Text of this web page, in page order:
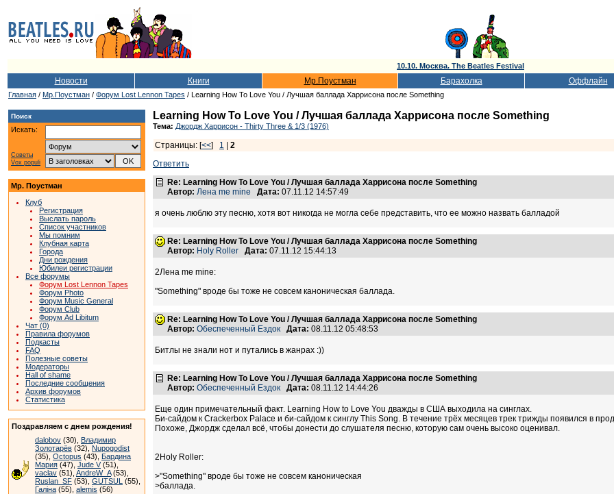
10.10. Москва. The Beatles Festival
Новости Книги Мр.Поустман Барахолка Оффлайн
Главная / Мр.Поустман / Форум Lost Lennon Tapes / Learning How To Love You / Лучшая баллада Харрисона после Something
Поиск
Искать:
Советы
Vox populi
Мр. Поустман
Клуб
Регистрация
Выслать пароль
Список участников
Мы помним
Клубная карта
Города
Дни рождения
Юбилеи регистрации
Все форумы
Форум Lost Lennon Tapes
Форум Photo
Форум Music General
Форум Club
Форум Ad Libitum
Чат (0)
Правила форумов
Подкасты
FAQ
Полезные советы
Модераторы
Hall of shame
Последние сообщения
Архив форумов
Статистика
Поздравляем с днем рождения!
dalobov (30), Владимир
Золотарёв (32), Nupogodist
(35), Octopus (43), Бардина
Мария (47), Jude V(51),
vaclav (51), AndreW_A(53),
Ruslan_SF (53), GUTSUL (55),
Галіна (55), alemis (56)
Learning How To Love You / Лучшая баллада Харрисона после Something
Тема: Джордж Харрисон - Thirty Three & 1/3 (1976)
Страницы: [<<] 1
2
Ответить
Re: Learning How To Love You / Лучшая баллада Харрисона после Something
Автор: Лена me mine Дата: 07.11.12 14:57:49
я очень люблю эту песню, хотя вот никогда не могла себе представить, что ее можно назвать балладой
Re: Learning How To Love You / Лучшая баллада Харрисона после Something
Автор: Holy Roller Дата: 07.11.12 15:44:13
2Лена me mine:
"Something" вроде бы тоже не совсем каноническая баллада.
Re: Learning How To Love You / Лучшая баллада Харрисона после Something
Автор: Обеспеченный Ездок Дата: 08.11.12 05:48:53
Битлы не знали нот и путались в жанрах :))
Re: Learning How To Love You / Лучшая баллада Харрисона после Something
Автор: Обеспеченный Ездок Дата: 08.11.12 14:44:26
Еще один примечательный факт. Learning How to Love You дважды в США выходила на синглах.
Би-сайдом к Crackerbox Palace и би-сайдом к синглу This Song. В течение трёх месяцев трек трижды появился в
Похоже, Джордж сделал всё, чтобы донести до слушателя песню, которую сам очень высоко оценивал.
2Holy Roller:
>"Something" вроде бы тоже не совсем каноническая
>баллада.